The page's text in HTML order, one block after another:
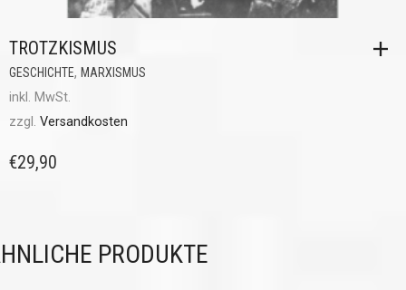
TROTZKISMUS
GESCHICHTE, MARXISMUS
inkl. MwSt.
zzgl. Versandkosten
€29,90
PRODUKTE